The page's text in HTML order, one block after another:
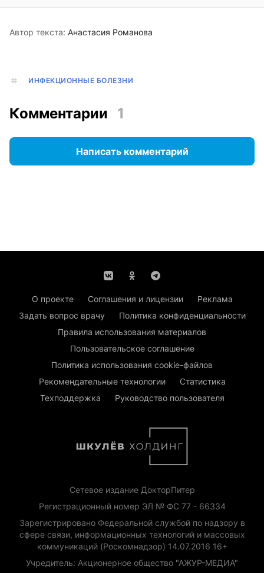
Автор текста: Анастасия Романова
ИНФЕКЦИОННЫЕ БОЛЕЗНИ
Комментарии 1
Написать комментарий
О проекте Соглашения и лицензии
Реклама
Задать вопрос врачу
Политика конфиденциальности
Правила использования материалов
Пользовательское соглашение
Политика использования cookie-файлов
Рекомендательные технологии
Статистика
Техподдержка
Руководство пользователя
Сетевое издание ДокторПитер
Регистрационный номер ЭЛ № ФС 77 - 66334
Зарегистрировано Федеральной службой по надзору в
сфере связи, информационных технологий и массовых
коммуникаций (Роскомнадзор) 14.07.2016 16+
Учредитель: Акционерное общество "АЖУР-МЕДИА"